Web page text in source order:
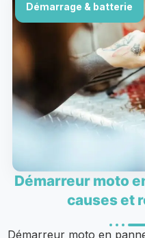
Démarrage & batterie
Démarreur moto
causes et
Démarreur moto en